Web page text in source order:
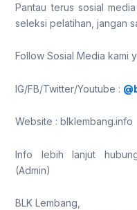
Pantau terus sosial
seleksi pelatihan, jangan
Follow Sosial Media kami
IG/FB/Twitter/Youtube :
Website : blklembang.info
Info lebih lanjut
(Admin)
BLK Lembang,